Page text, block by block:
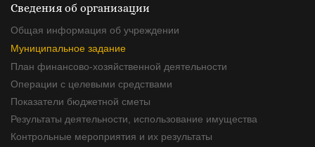
Сведения об организации
Общая информация об учреждении
Муниципальное задание
План финансово-хозяйственной деятельности
Операции с целевыми средствами
Показатели бюджетной сметы
Результаты деятельности, использование имущества
Контрольные мероприятия и их результаты